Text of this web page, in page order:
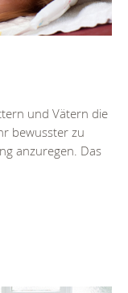
und Vätern die
bewusster zu
anzuregen. Das